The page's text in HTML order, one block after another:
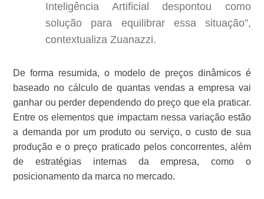
Inteligência Artificial despontou como
solução para equilibrar essa situação”,
contextualiza Zuanazzi.
De forma resumida, o modelo de preços dinâmicos é
baseado no cálculo de quantas vendas a empresa vai
ganhar ou perder dependendo do preço que ela praticar.
Entre os elementos que impactam nessa variação estão
a demanda por um produto ou serviço, o custo de sua
produção e o preço praticado pelos concorrentes, além
de estratégias internas da empresa, como o
posicionamento da marca no mercado.